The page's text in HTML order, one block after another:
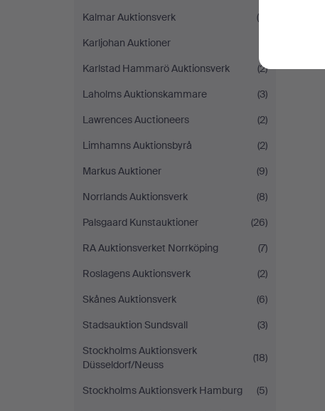
Kalmar Auktionsverk
(4)
Karljohan Auktioner
Karlstad Hammarö Auktionsverk
(2)
Laholms Auktionskammare
(3)
Lawrences Auctioneers
(2)
Limhamns Auktionsbyrå
(2)
Markus Auktioner
(9)
Norrlands Auktionsverk
(8)
Palsgaard Kunstauktioner
(26)
RA Auktionsverket Norrköping
(7)
Roslagens Auktionsverk
(2)
Skånes Auktionsverk
(6)
Stadsauktion Sundsvall
(3)
Stockholms Auktionsverk
Düsseldorf/Neuss
(18)
Stockholms Auktionsverk Hamburg
(5)